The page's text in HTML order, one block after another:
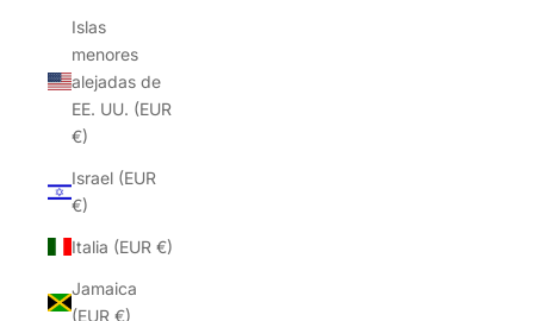
Islas
menores
alejadas de
EE. UU. (EUR
€)
Israel (EUR
€)
Italia (EUR €)
Jamaica
(EUR €)